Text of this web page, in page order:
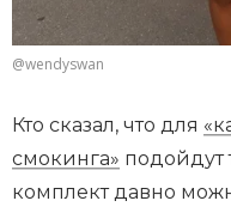
@wendyswan
Кто сказал, что для
смокинга» подойдут
комплект давно